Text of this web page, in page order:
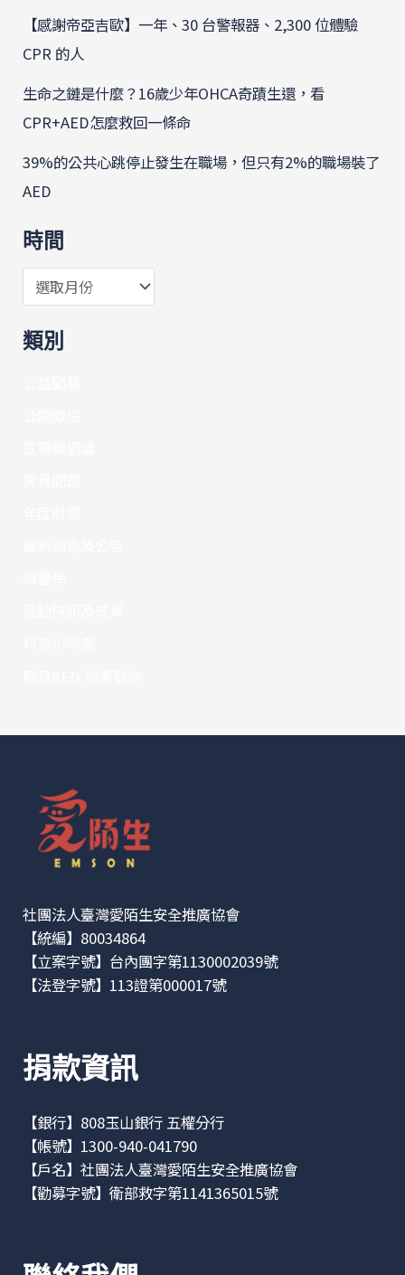
【感謝帝亞吉歐】一年、30 台警報器、2,300 位體驗
CPR 的人
生命之鏈是什麼？16歲少年OHCA奇蹟生還，看
CPR+AED怎麼救回一條命
39%的公共心跳停止發生在職場，但只有2%的職場裝了
AED
時間
類別
社團法人臺灣愛陌生安全推廣協會
【統編】80034864
【立案字號】台內團字第1130002039號
【法登字號】113證第000017號
捐款資訊
【銀行】808玉山銀行 五權分行
【帳號】1300-940-041790
【戶名】社團法人臺灣愛陌生安全推廣協會
【勸募字號】衛部救字第1141365015號